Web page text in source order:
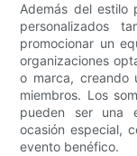
Además del estilo
personalizados
promocionar un
organizaciones
o marca, creando
miembros. Los
pueden ser una
ocasión especial,
evento benéfico.